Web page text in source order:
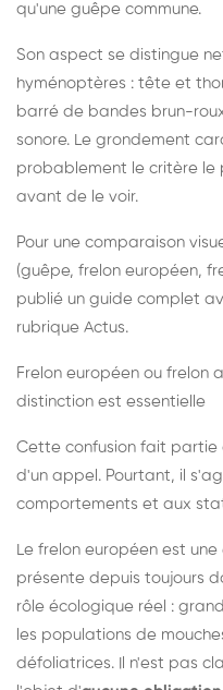
qu'une guêpe commune.
Son aspect se distingue
hyménoptères : tête et
barré de bandes brun-
sonore. Le grondement
probablement le critère le
avant de le voir.
Pour une comparaison
(guêpe, frelon européen,
publié un guide complet
rubrique Actus.
Frelon européen ou frelon
distinction est essentielle
Cette confusion fait partie
d'un appel. Pourtant, il
comportements et aux
Le frelon européen est
présente depuis toujours
rôle écologique réel :
les populations de
défoliatrices. Il n'est pas